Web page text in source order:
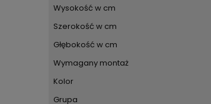
Wysokość w cm
Szerokość w cm
Głębokość w cm
Wymagany montaż
Kolor
Grupa